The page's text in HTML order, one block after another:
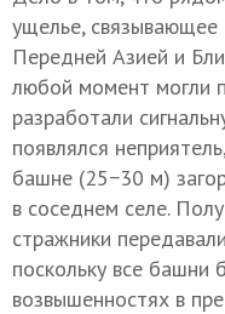
ущелье,
Передней Азией и
любой момент могли
разработали
появлялся
башне (25−30 м)
в соседнем селе.
стражники
поскольку все башни
возвышенностях в